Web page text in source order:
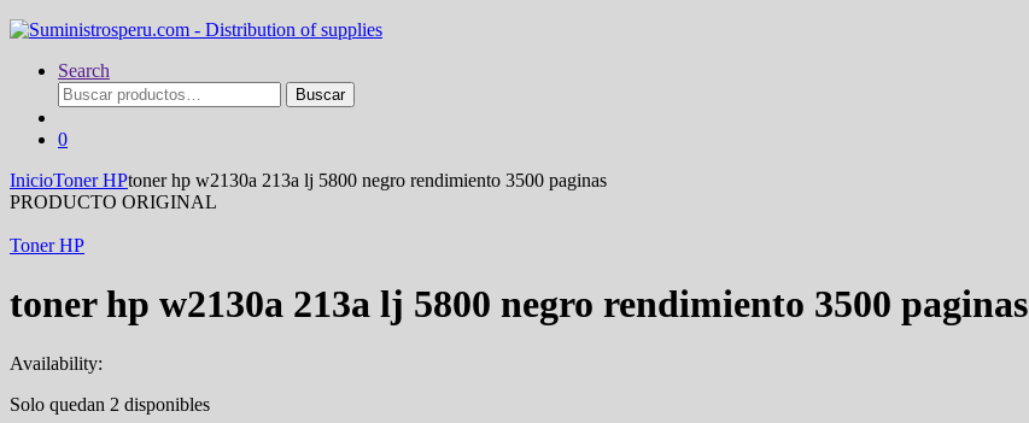
Search
Buscar
por:
Buscar
0
InicioToner HPtoner hp w2130a 213a lj 5800 negro rendimiento 3500 paginas
PRODUCTO ORIGINAL
Toner HP
toner hp w2130a 213a lj 5800 negro rendimiento 3500 paginas
Availability:
Solo quedan 2 disponibles